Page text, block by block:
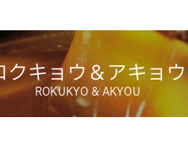
クキョウ＆アキョウ
ROKUKYO & AKYOU